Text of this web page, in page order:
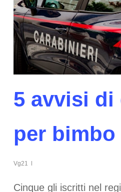
5 avvisi di
per
Vg21
Cinque gli iscritti nel